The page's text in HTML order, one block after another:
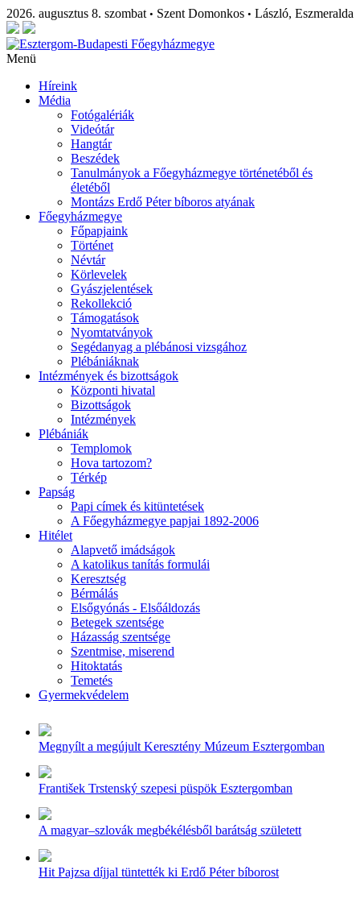
2026. augusztus 8. szombat • Szent Domonkos • László, Eszmeralda
Menü
Híreink
Média
Fotógalériák
Videótár
Hangtár
Beszédek
Tanulmányok a Főegyházmegye történetéből és
életéből
Montázs Erdő Péter bíboros atyának
Főegyházmegye
Főpapjaink
Történet
Névtár
Körlevelek
Gyászjelentések
Rekollekció
Támogatások
Nyomtatványok
Segédanyag a plébánosi vizsgához
Plébániáknak
Intézmények és bizottságok
Központi hivatal
Bizottságok
Intézmények
Plébániák
Templomok
Hova tartozom?
Térkép
Papság
Papi címek és kitüntetések
A Főegyházmegye papjai 1892-2006
Hitélet
Alapvető imádságok
A katolikus tanítás formulái
Keresztség
Bérmálás
Elsőgyónás - Elsőáldozás
Betegek szentsége
Házasság szentsége
Szentmise, miserend
Hitoktatás
Temetés
Gyermekvédelem
Megnyílt a megújult Keresztény Múzeum Esztergomban
František Trstenský szepesi püspök Esztergomban
A magyar–szlovák megbékélésből barátság született
Hit Pajzsa díjjal tüntették ki Erdő Péter bíborost